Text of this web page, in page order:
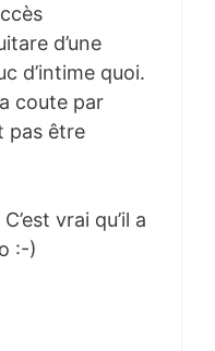
d’une
d’intime quoi.
coute par
pas être
vrai qu’il a
:-)